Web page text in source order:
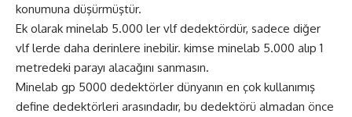
konumuna düşürmüştür.
Ek olarak minelab 5.000 ler vlf dedektördür, sadece diğer
vlf lerde daha derinlere inebilir. kimse minelab 5.000 alıp 1
metredeki parayı alacağını sanmasın.
Minelab gp 5000 dedektörler dünyanın en çok kullanımış
define dedektörleri arasındadır, bu dedektörü almadan önce